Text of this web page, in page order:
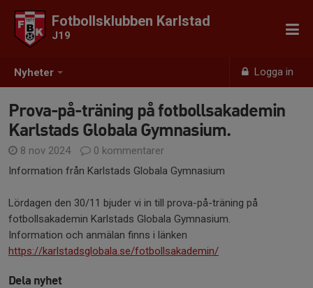
Nyheter Logga in
Fotbollsklubben Karlstad
J19
Prova-på-träning på fotbollsakademin
Karlstads Globala Gymnasium.
8 nov 2024
0 kommentarer
Information från Karlstads Globala Gymnasium
Lördagen den 30/11 bjuder vi in till prova-på-träning på
fotbollsakademin Karlstads Globala Gymnasium.
Information och anmälan finns i länken
https://karlstadsglobala.se/fotbollsakademin/
Dela nyhet